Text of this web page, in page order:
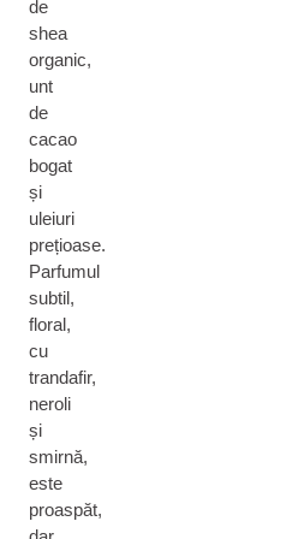
de
shea
organic,
unt
de
cacao
bogat
și
uleiuri
prețioase.
Parfumul
subtil,
floral,
cu
trandafir,
neroli
și
smirnă,
este
proaspăt,